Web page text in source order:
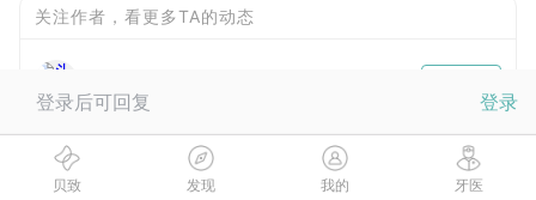
关注作者，看更多TA的动态
登录后可回复 登录
贝致 发现 我的 牙医